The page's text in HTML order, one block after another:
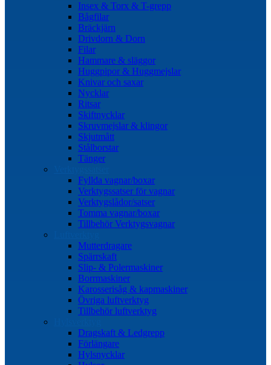
Insex & Torx & T-grepp
Bågfilar
Bräckjärn
Drivdorn & Dorn
Filar
Hammare & släggor
Huggpipor & Huggmejslar
Knivar och saxar
Nycklar
Ritsar
Skiftnycklar
Skruvmejslar & klingor
Skjutmått
Stålborstar
Tänger
Fyllda vagnar/boxar
Verktygssatser för vagnar
Verktygslådor/satser
Tomma vagnar/boxar
Tillbehör Verktygsvagnar
Mutterdragare
Spärrskaft
Slip- & Polermaskiner
Borrmaskiner
Karosserisåg & kapmaskiner
Övriga luftverktyg
Tillbehör luftverktyg
Dragskaft & Ledgrepp
Förlängare
Hylsnycklar